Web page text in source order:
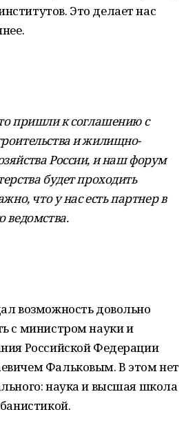
Это делает нас
пришли к соглашению с
и жилищно-
России, и наш форум
будет проходить
что у нас есть партнер в
ведомства.
возможность довольно
с министром науки и
Российской Федерации
Фальковым. В этом нет
наука и высшая школа